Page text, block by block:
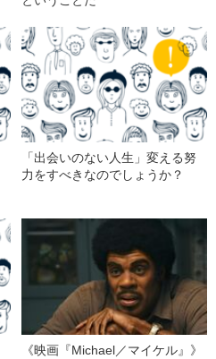
「出会いのない人生」変える努
力をすべきなのでしょうか？
《映画『Michael／マイケル』》